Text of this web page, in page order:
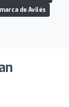
de Avilés